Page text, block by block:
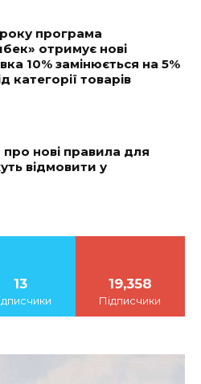
програма
отримує нові
10% замінюється на 5%
категорії товарів
нові правила для
відмовити у
13 19,358
Підписчики